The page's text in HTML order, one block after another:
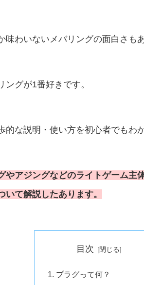
味わいないメバリングの面白さもあ
ングが1番好きです。
的な説明・使い方を初心者でもわ
やアジングなどのライトゲーム主
いて解説したあります。
目次
プラグって何？